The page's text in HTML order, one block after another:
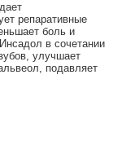
репаративные
боль и
в сочетании
улучшает
подавляет